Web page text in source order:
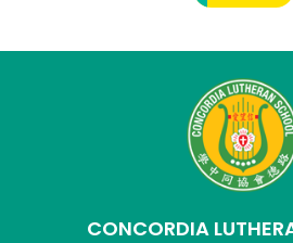
CONCORDIA